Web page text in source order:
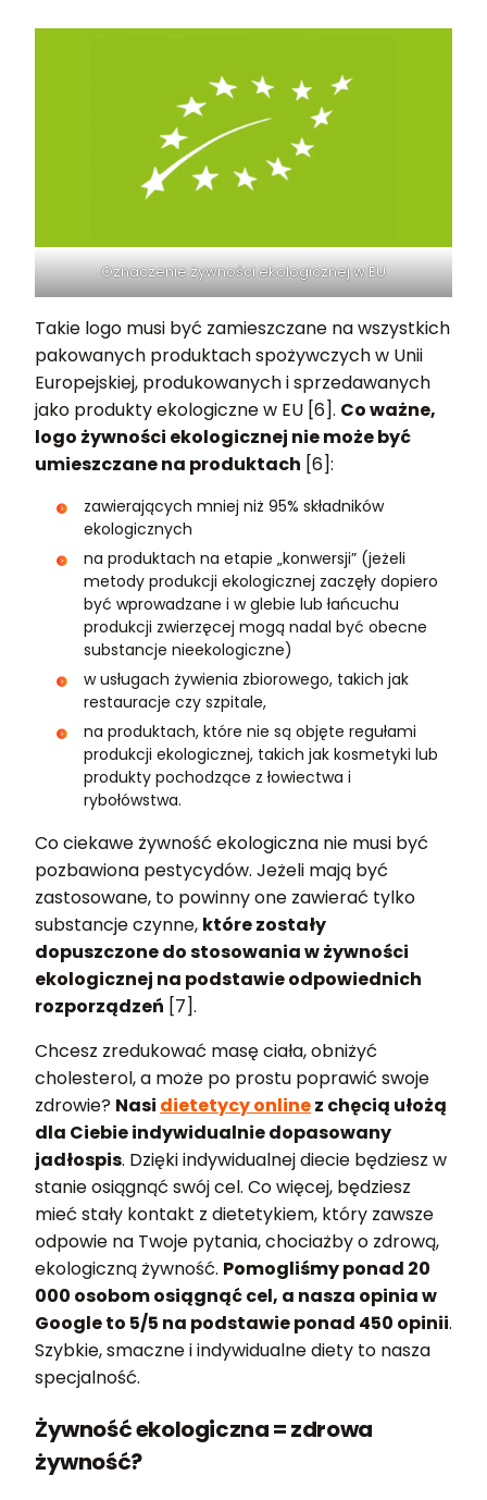
Oznaczenie żywności ekologicznej w EU
Takie logo musi być zamieszczane na wszystkich
pakowanych produktach spożywczych w Unii
Europejskiej, produkowanych i sprzedawanych
jako produkty ekologiczne w EU [6]. Co ważne,
logo żywności ekologicznej nie może być
umieszczane na produktach [6]:
zawierających mniej niż 95% składników
ekologicznych
na produktach na etapie „konwersji” (jeżeli
metody produkcji ekologicznej zaczęły dopiero
być wprowadzane i w glebie lub łańcuchu
produkcji zwierzęcej mogą nadal być obecne
substancje nieekologiczne)
w usługach żywienia zbiorowego, takich jak
restauracje czy szpitale,
na produktach, które nie są objęte regułami
produkcji ekologicznej, takich jak kosmetyki lub
produkty pochodzące z łowiectwa i
rybołówstwa.
Co ciekawe żywność ekologiczna nie musi być
pozbawiona pestycydów. Jeżeli mają być
zastosowane, to powinny one zawierać tylko
substancje czynne, które zostały
dopuszczone do stosowania w żywności
ekologicznej na podstawie odpowiednich
rozporządzeń [7].
Chcesz zredukować masę ciała, obniżyć
cholesterol, a może po prostu poprawić swoje
zdrowie? Nasi dietetycy onlinez chęcią ułożą
dla Ciebie indywidualnie dopasowany
jadłospis. Dzięki indywidualnej diecie będziesz w
stanie osiągnąć swój cel. Co więcej, będziesz
mieć stały kontakt z dietetykiem, który zawsze
odpowie na Twoje pytania, chociażby o zdrową,
ekologiczną żywność. Pomogliśmy ponad 20
000 osobom osiągnąć cel, a nasza opinia w
Google to 5/5 na podstawie ponad 450 opinii.
Szybkie, smaczne i indywidualne diety to nasza
specjalność.
Żywność ekologiczna = zdrowa
żywność?